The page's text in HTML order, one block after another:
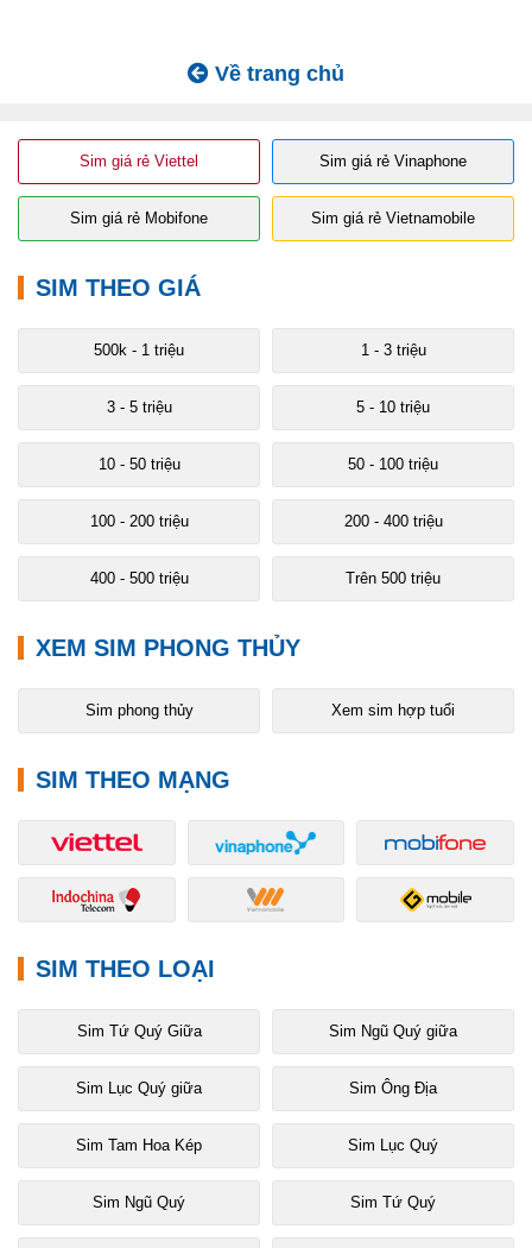
Về trang chủ
Sim giá rẻ Viettel Sim giá rẻ Vinaphone
Sim giá rẻ Mobifone Sim giá rẻ Vietnamobile
SIM THEO GIÁ
500k - 1 triệu 1 - 3 triệu
3 - 5 triệu 5 - 10 triệu
10 - 50 triệu 50 - 100 triệu
100 - 200 triệu 200 - 400 triệu
400 - 500 triệu Trên 500 triệu
XEM SIM PHONG THỦY
Sim phong thủy Xem sim hợp tuổi
SIM THEO MẠNG
SIM THEO LOẠI
Sim Tứ Quý Giữa Sim Ngũ Quý giữa
Sim Lục Quý giữa Sim Ông Địa
Sim Tam Hoa Kép Sim Lục Quý
Sim Ngũ Quý Sim Tứ Quý